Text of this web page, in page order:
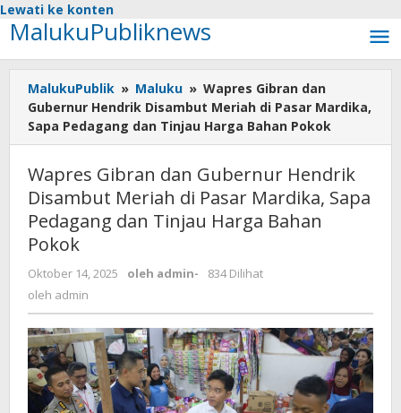
Lewati ke konten
MalukuPubliknews
MalukuPublik » Maluku » Wapres Gibran dan
Gubernur Hendrik Disambut Meriah di Pasar Mardika,
Sapa Pedagang dan Tinjau Harga Bahan Pokok
Wapres Gibran dan Gubernur Hendrik
Disambut Meriah di Pasar Mardika, Sapa
Pedagang dan Tinjau Harga Bahan
Pokok
Oktober 14, 2025 oleh admin-
834 Dilihat
oleh admin